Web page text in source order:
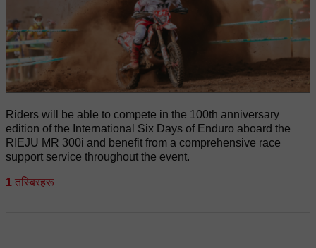
Riders will be able to compete in the 100th anniversary
edition of the International Six Days of Enduro aboard the
RIEJU MR 300i and benefit from a comprehensive race
support service throughout the event.
1 तस्बिरहरू